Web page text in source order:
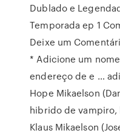
Dublado e
Temporada ep 1
Deixe um
* Adicione um
endereço de e …
Hope Mikaelson
hibrido de vampiro,
Klaus Mikaelson